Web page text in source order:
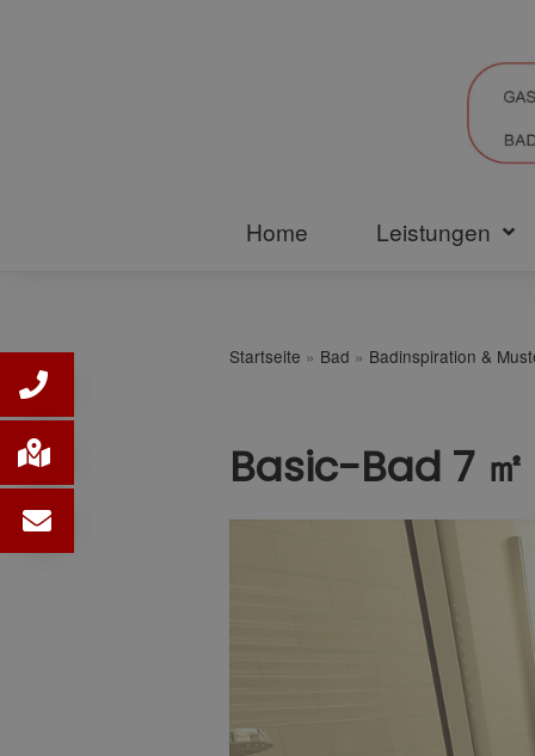
Home Leistungen
Startseite » Bad » Badinspiration &
Basic-Bad 7 ㎡